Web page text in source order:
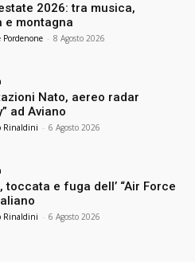
2026: tra musica,
e montagna
Pordenone - 8 Agosto 2026
Nato, aereo radar
ad Aviano
Rinaldini - 6 Agosto 2026
toccata e fuga dell’ “Air Force
Rinaldini - 6 Agosto 2026